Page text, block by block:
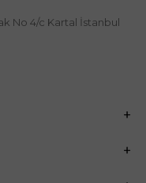
No 4/c Kartal İstanbul